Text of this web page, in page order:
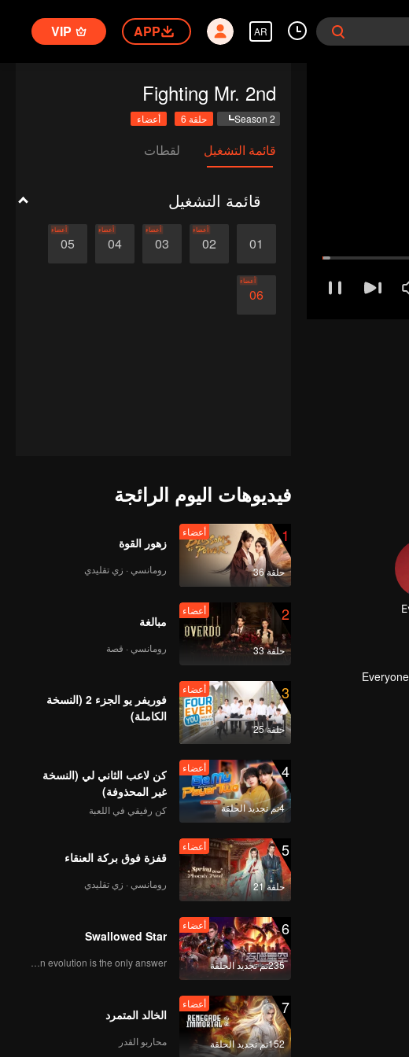
AR
APP
VIP
Fighting Mr. 2nd
Season 2 حلقة 6 أعضاء
قائمة التشغيل لقطات
قائمة التشغيل
01
02
أعضاء
03
أعضاء
04
أعضاء
05
أعضاء
06
أعضاء
Zhou Shuyi
abandoned by
فيديوهات اليوم الرائجة
1
حلقة 36
أعضاء
زهور القوة
رومانسي · زي تقليدي
2
حلقة 33
أعضاء
مبالغة
رومانسي · قصة
3
حلقة 25
أعضاء
فوريفر يو الجزء 2 (النسخة
الكاملة)
4
4تم تجديد الحلقة
أعضاء
كن لاعب الثاني لي (النسخة
غير المحذوفة)
كن رفيقي في اللعبة
5
حلقة 21
أعضاء
قفزة فوق بركة العنقاء
رومانسي · زي تقليدي
6
235تم تجديد الحلقة
أعضاء
Swallowed Star
Human evolution is the only answer.
7
152تم تجديد الحلقة
أعضاء
الخالد المتمرد
محاربو القدر